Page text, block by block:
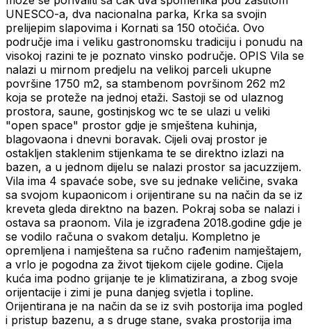
UNESCO-a, dva nacionalna parka, Krka sa svojin
prelijepim slapovima i Kornati sa 150 otočića. Ovo
područje ima i veliku gastronomsku tradiciju i ponudu na
visokoj razini te je poznato vinsko područje. OPIS Vila se
nalazi u mirnom predjelu na velikoj parceli ukupne
površine 1750 m2, sa stambenom površinom 262 m2
koja se proteže na jednoj etaži. Sastoji se od ulaznog
prostora, saune, gostinjskog wc te se ulazi u veliki
"open space" prostor gdje je smještena kuhinja,
blagovaona i dnevni boravak. Cijeli ovaj prostor je
ostakljen staklenim stijenkama te se direktno izlazi na
bazen, a u jednom dijelu se nalazi prostor sa jacuzzijem.
Vila ima 4 spavaće sobe, sve su jednake veličine, svaka
sa svojom kupaonicom i orijentirane su na način da se iz
kreveta gleda direktno na bazen. Pokraj soba se nalazi i
ostava sa praonom. Vila je izgrađena 2018.godine gdje je
se vodilo računa o svakom detalju. Kompletno je
opremljena i namještena sa ručno rađenim namještajem,
a vrlo je pogodna za život tijekom cijele godine. Cijela
kuća ima podno grijanje te je klimatizirana, a zbog svoje
orijentacije i zimi je puna danjeg svjetla i topline.
Orijentirana je na način da se iz svih postorija ima pogled
i pristup bazenu, a s druge stane, svaka prostorija ima